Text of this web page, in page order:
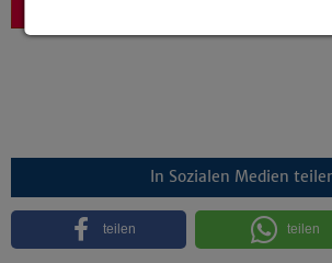
In Sozialen Medien
teilen teilen